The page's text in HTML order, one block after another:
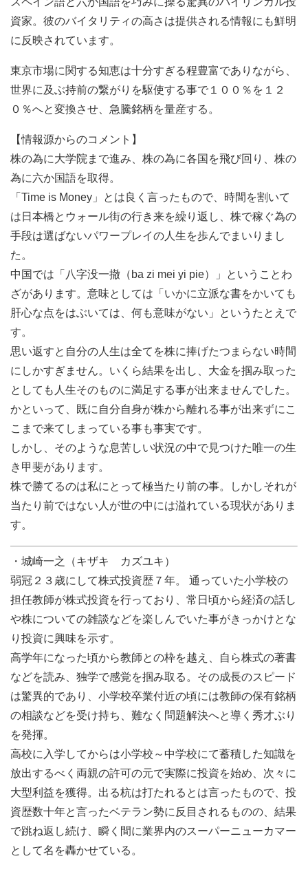
資家。彼のバイタリティの高さは提供される情報にも鮮明
に反映されています。
東京市場に関する知恵は十分すぎる程豊富でありながら、
世界に及ぶ持前の繋がりを駆使する事で１００％を１２
０％へと変換させ、急騰銘柄を量産する。
【情報源からのコメント】
株の為に大学院まで進み、株の為に各国を飛び回り、株の
為に六か国語を取得。
「Time is Money」とは良く言ったもので、時間を割いて
は日本橋とウォール街の行き来を繰り返し、株で稼ぐ為の
手段は選ばないパワープレイの人生を歩んでまいりまし
た。
中国では「八字没一撤（ba zi mei yi pie）」ということわ
ざがあります。意味としては「いかに立派な書をかいても
肝心な点をはぶいては、何も意味がない」というたとえで
す。
思い返すと自分の人生は全てを株に捧げたつまらない時間
にしかすぎません。いくら結果を出し、大金を掴み取った
としても人生そのものに満足する事が出来ませんでした。
かといって、既に自分自身が株から離れる事が出来ずにこ
こまで来てしまっている事も事実です。
しかし、そのような息苦しい状況の中で見つけた唯一の生
き甲斐があります。
株で勝てるのは私にとって極当たり前の事。しかしそれが
当たり前ではない人が世の中には溢れている現状がありま
す。
・城崎一之（キザキ カズユキ）
弱冠２３歳にして株式投資歴７年。 通っていた小学校の
担任教師が株式投資を行っており、常日頃から経済の話し
や株についての雑談などを楽しんでいた事がきっかけとな
り投資に興味を示す。
高学年になった頃から教師との枠を越え、自ら株式の著書
などを読み、独学で感覚を掴み取る。その成長のスピード
は驚異的であり、小学校卒業付近の頃には教師の保有銘柄
の相談などを受け持ち、難なく問題解決へと導く秀才ぶり
を発揮。
高校に入学してからは小学校～中学校にて蓄積した知識を
放出するべく両親の許可の元で実際に投資を始め、次々に
大型利益を獲得。出る杭は打たれるとは言ったもので、投
資歴数十年と言ったベテラン勢に反目されるものの、結果
で跳ね返し続け、瞬く間に業界内のスーパーニューカマー
として名を轟かせている。